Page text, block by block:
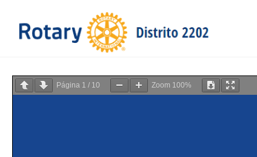
Página 1 / 10 Zoom 100%